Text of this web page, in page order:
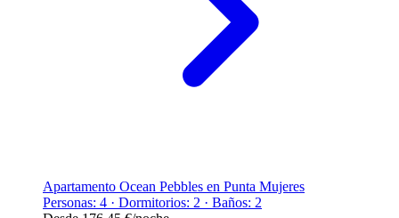
Apartamento Ocean Pebbles en Punta Mujeres
Personas: 4 · Dormitorios: 2 · Baños: 2